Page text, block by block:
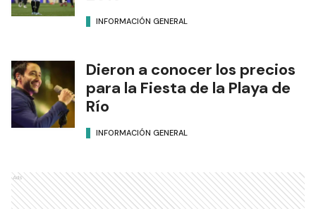
INFORMACIÓN GENERAL
Dieron a conocer los precios
para la Fiesta de la Playa de
Río
INFORMACIÓN GENERAL
Ads